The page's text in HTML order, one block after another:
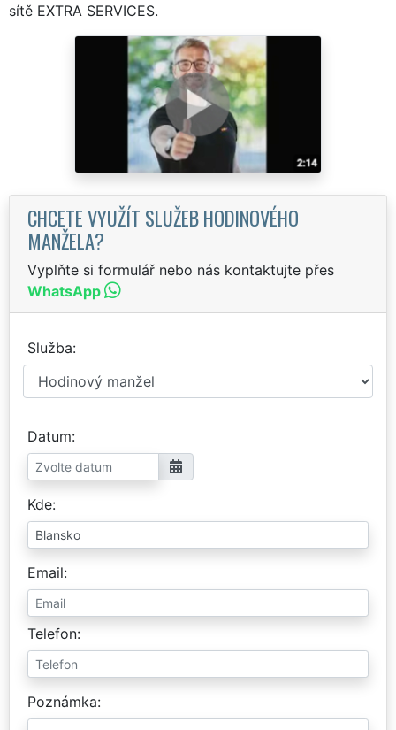
sítě EXTRA SERVICES.
CHCETE VYUŽÍT SLUŽEB HODINOVÉHO
MANŽELA?
Vyplňte si formulář nebo nás kontaktujte přes
WhatsApp
Služba
Datum
Kde
Email
Telefon
Poznámka